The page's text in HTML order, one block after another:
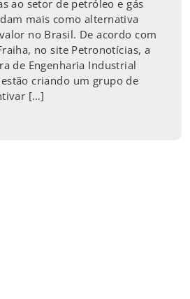
ao setor de petróleo e gás
mais como alternativa
no Brasil. De acordo com
no site Petronotícias, a
de Engenharia Industrial
estão criando um grupo de
[…]